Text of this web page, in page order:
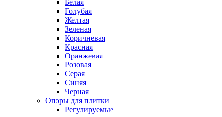
Белая
Голубая
Желтая
Зеленая
Коричневая
Красная
Оранжевая
Розовая
Серая
Синяя
Черная
Опоры для плитки
Регулируемые